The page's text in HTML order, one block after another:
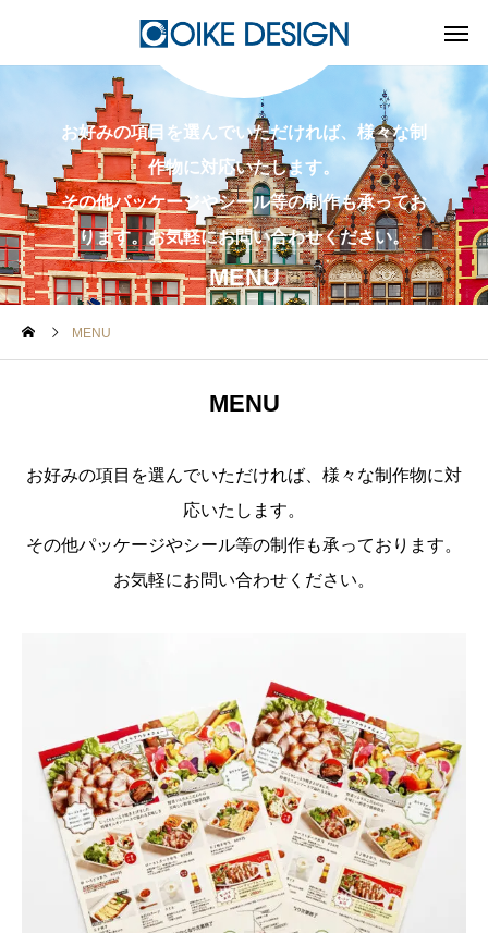
お好みの項目を選んでいただければ、様々な制
作物に対応いたします。
その他パッケージやシール等の制作も承ってお
ります。お気軽にお問い合わせください。
MENU
MENU
MENU
お好みの項目を選んでいただければ、様々な制作物に対
応いたします。
その他パッケージやシール等の制作も承っております。
お気軽にお問い合わせください。